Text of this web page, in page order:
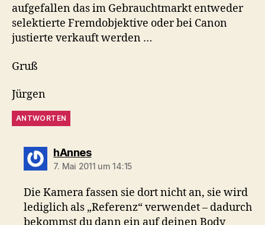
aufgefallen das im Gebrauchtmarkt entweder
selektierte Fremdobjektive oder bei Canon
justierte verkauft werden …
Gruß
Jürgen
ANTWORTEN
hAnnessagt:
7. Mai 2011 um 14:15
Die Kamera fassen sie dort nicht an, sie wird
lediglich als „Referenz“ verwendet – dadurch